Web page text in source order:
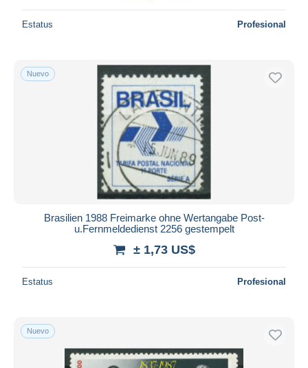
Estatus Profesional
Nuevo
Brasilien 1988 Freimarke ohne Wertangabe Post-
u.Fernmeldedienst 2256 gestempelt
± 1,73 US$
Estatus Profesional
Nuevo